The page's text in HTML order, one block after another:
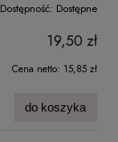
Dostępność: Dostępne
19,50 zł
Cena netto: 15,85 zł
do koszyka